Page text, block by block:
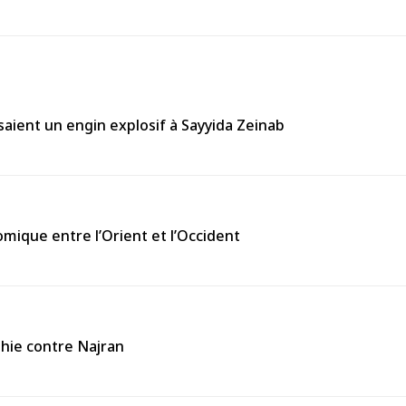
un engin explosif à Sayyida Zeinab
entre l’Orient et l’Occident
contre Najran